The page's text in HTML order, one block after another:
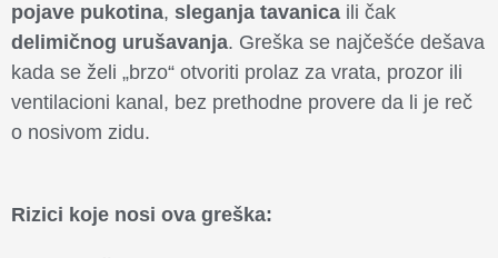
pojave pukotina, sleganja tavanica ili čak
delimičnog urušavanja. Greška se najčešće dešava
kada se želi „brzo“ otvoriti prolaz za vrata, prozor ili
ventilacioni kanal, bez prethodne provere da li je reč
o nosivom zidu.
Rizici koje nosi ova greška: